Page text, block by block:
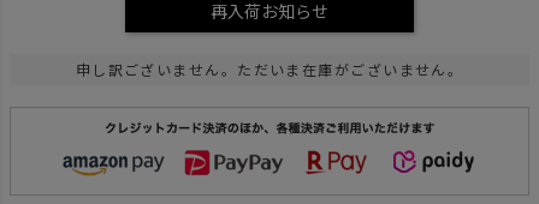
再入荷お知らせ
申し訳ございません。ただいま在庫がございません。